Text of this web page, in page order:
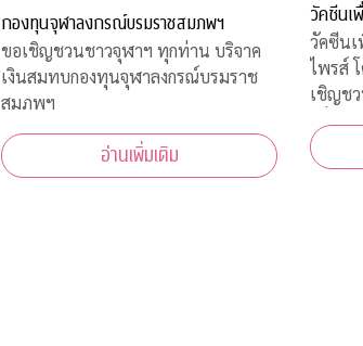
กองทุนจุฬาลงกรณ์บรมราชสมภพฯ
ขอเชิญชวนชาวจุฬาฯ ทุกท่าน บริจาค
เงินสมทบกองทุนจุฬาลงกรณ์บรมราช
สมภพฯ
อ่านเพิ่มเติม
วัคซีนเ
วัคซีน
ไพรส์
เชิญช
เพื่อ
ค้นคว้
โควิด-